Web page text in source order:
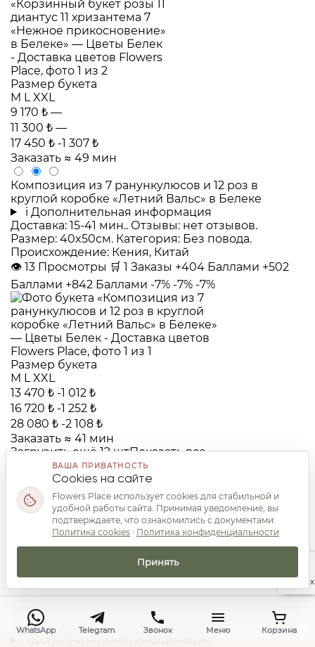
Размер букета
M L XXL
9 170 ₺ —
11 300 ₺ —
17 450 ₺ -1 307 ₺
Заказать ≈ 49 мин
Композиция из 7 ранункулюсов и 12 роз в
круглой коробке «Летний Вальс» в Белеке
i Дополнительная информация
Доставка: 15-41 мин.. Отзывы: нет отзывов.
Размер: 40x50см. Категория: Без повода.
Происхождение: Кения, Китай
👁 13 Просмотры 🛒 1 Заказы +404 Баллами +502
Баллами +842 Баллами -7% -7% -7%
Размер букета
M L XXL
13 470 ₺ -1 012 ₺
16 720 ₺ -1 252 ₺
28 080 ₺ -2 108 ₺
Заказать ≈ 41 мин
Загрузить ещё 12 штПоказать все
Букет 51 Кустовая Роза в Белеке «Шёпот Ветвей»
WhatsApp Telegram Звонок Меню Корзина
Наверх
ВАША ПРИВАТНОСТЬ
Cookies на сайте
Flowers Place использует cookies для стабильной и
удобной работы сайта. Принимая уведомление, вы
подтверждаете, что ознакомились с документами:
Политика cookies · Политика конфиденциальности
Принять